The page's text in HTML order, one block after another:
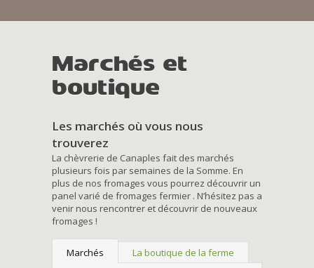
Marchés et
boutique
Les marchés où vous nous
trouverez
La chèvrerie de Canaples fait des marchés
plusieurs fois par semaines de la Somme. En
plus de nos fromages vous pourrez découvrir un
panel varié de fromages fermier . N’hésitez pas a
venir nous rencontrer et découvrir de nouveaux
fromages !
Marchés La boutique de la ferme